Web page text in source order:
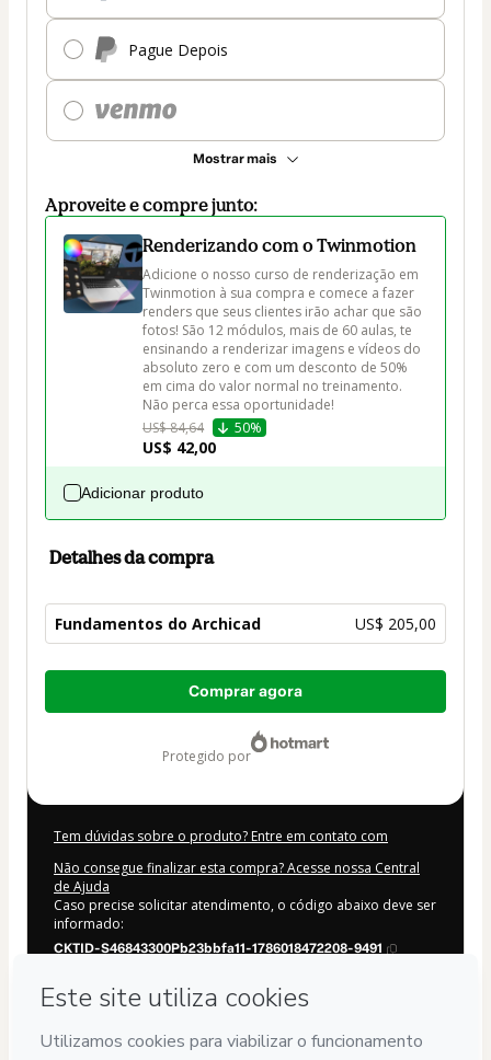
Pague Depois
Mostrar mais
Aproveite e compre junto:
Renderizando com o Twinmotion
Adicione o nosso curso de renderização em
Twinmotion à sua compra e comece a fazer
renders que seus clientes irão achar que são
fotos! São 12 módulos, mais de 60 aulas, te
ensinando a renderizar imagens e vídeos do
absoluto zero e com um desconto de 50%
em cima do valor normal no treinamento.
Não perca essa oportunidade!
US$ 84,64
50%
US$ 42,00
Adicionar produto
Detalhes da compra
Fundamentos do Archicad US$ 205,00
Total
Comprar agora
protegido por
Tem dúvidas sobre o produto? Entre em contato com
Não consegue finalizar esta compra? Acesse nossa Central
de Ajuda
Caso precise solicitar atendimento, o código abaixo deve ser
informado:
CKTID-S46843300Pb23bbfa11-1786018472208-9491
Suas informações foram preenchidas automaticamente?
Clique aqui para saber mais.
Ao clicar em 'Comprar agora', eu declaro que li e concordo
(i) que a Hotmart está processando este pedido em nome de